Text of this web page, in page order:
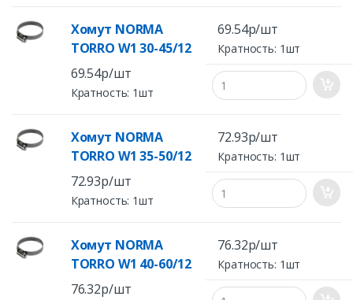
Хомут NORMA
TORRO W1 30-45/12
69.54р/шт
Кратность: 1шт
69.54р/шт
Кратность: 1шт
Хомут NORMA
TORRO W1 35-50/12
72.93р/шт
Кратность: 1шт
72.93р/шт
Кратность: 1шт
Хомут NORMA
TORRO W1 40-60/12
76.32р/шт
76.32р/шт
Кратность: 1шт